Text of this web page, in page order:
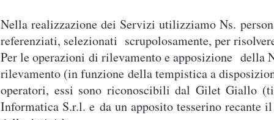
Nella realizzazione dei Servizi utilizziamo Ns.
referenziati, selezionati scrupolosamente, per
Per le operazioni di rilevamento e apposizione della
rilevamento (in funzione della tempistica a
operatori, essi sono riconoscibili dal Gilet Giallo
Informatica S.r.l. e da un apposito tesserino